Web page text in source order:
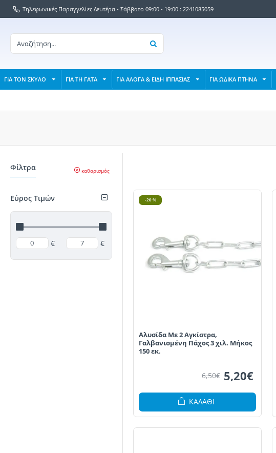
Τηλεφωνικές Παραγγελίες Δευτέρα - Σάββατο 09:00 - 19:00 : 2241085059
ΓΙΑ ΤΟΝ ΣΚΥΛΟ ΓΙΑ ΤΗ ΓΑΤΑ ΓΙΑ ΑΛΟΓΑ & ΕΙΔΗ ΙΠΠΑΣΙΑΣ ΓΙΑ ΩΔΙΚΑ ΠΤΗΝΑ
Φίλτρα καθαρισμός
Εύρος Τιμών
€ €
-20 %
Aλυσίδα Με 2 Αγκίστρα,
Γαλβανισμένη Πάχος 3 χιλ. Μήκος
150 εκ.
5,20€
6,50€
ΚΑΛΆΘΙ